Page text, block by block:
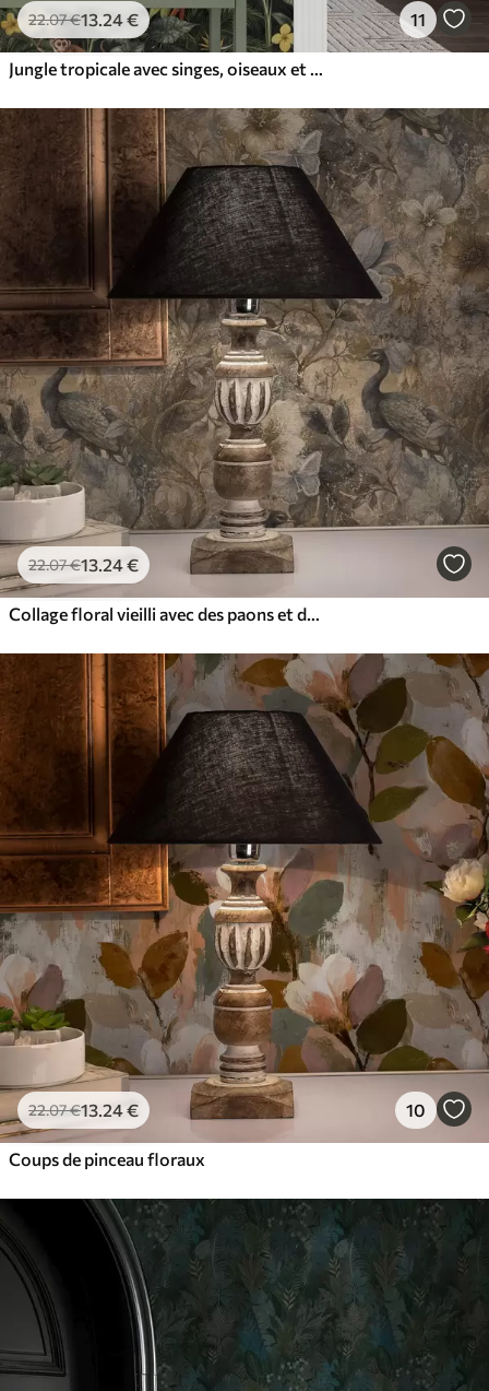
22.07€13.24€ 11
Jungle tropicale avec singes, oiseaux et feuillage dense
22.07€13.24€
Collage floral vieilli avec des paons et des papillons
22.07€13.24€ 10
Coups de pinceau floraux